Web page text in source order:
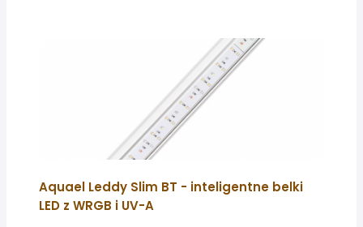
Aquael Leddy Slim BT - inteligentne belki
LED z WRGB i UV-A